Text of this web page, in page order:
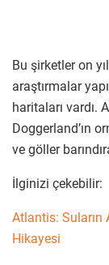
Bu şirketler on
araştırmalar
haritaları vardı.
Doggerland’ın
ve göller
İlginizi çekebilir:
Atlantis: Suların
Hikayesi